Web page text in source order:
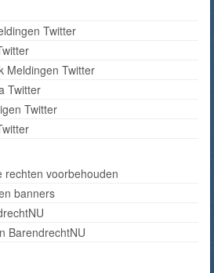
Twitter
Meldingen Twitter
Twitter
Twitter
voorbehouden
banners
BarendrechtNU